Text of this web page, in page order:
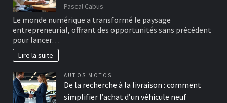
Pascal Cabus
Le monde numérique a transformé le paysage
entrepreneurial, offrant des opportunités sans précédent
pour lancer…
Lire la suite
AUTOS MOTOS
De la recherche à la livraison : comment
simplifier l’achat d’un véhicule neuf